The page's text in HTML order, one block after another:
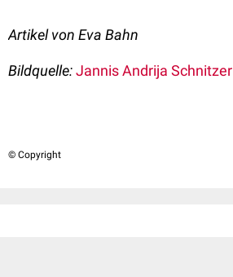
Artikel von Eva Bahn
Bildquelle:Jannis Andrija Schnitzer
© Copyright